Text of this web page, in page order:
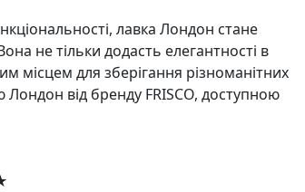
лавка Лондон стане
не тільки додасть елегантності в
місцем для зберігання різноманітних
від бренду FRISCO, доступною